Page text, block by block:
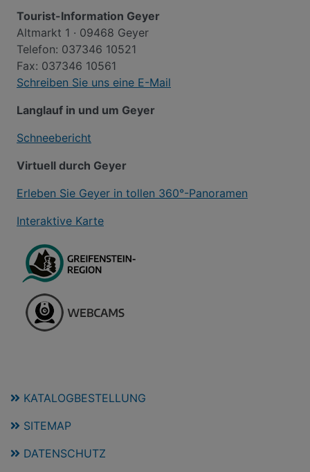
Tourist-Information Geyer
Altmarkt 1 · 09468 Geyer
Telefon: 037346 10521
Fax: 037346 10561
Schreiben Sie uns eine E-Mail
Langlauf in und um Geyer
Schneebericht
Virtuell durch Geyer
Erleben Sie Geyer in tollen 360°-Panoramen
Interaktive Karte
KATALOGBESTELLUNG
SITEMAP
DATENSCHUTZ